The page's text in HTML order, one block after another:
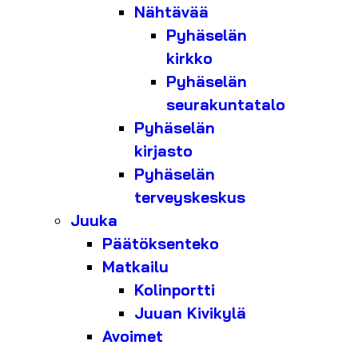
Nähtävää
Pyhäselän
kirkko
Pyhäselän
seurakuntatalo
Pyhäselän
kirjasto
Pyhäselän
terveyskeskus
Juuka
Päätöksenteko
Matkailu
Kolinportti
Juuan Kivikylä
Avoimet